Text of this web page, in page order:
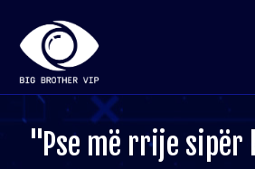
"Pse më rrije sipër